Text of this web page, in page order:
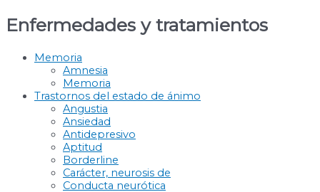
Enfermedades y tratamientos
Memoria
Amnesia
Memoria
Trastornos del estado de ánimo
Angustia
Ansiedad
Antidepresivo
Aptitud
Borderline
Carácter, neurosis de
Conducta neurótica